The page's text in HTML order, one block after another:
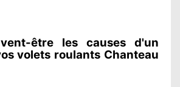
être les causes d'un
volets roulants Chanteau